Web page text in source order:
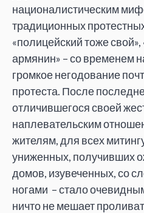
националистическим
традиционных
«полицейский тоже
армянин» – со временем
громкое негодование
протеста. После
отличившегося своей
наплевательским
жителям, для всех
униженных, получивших
домов, изувеченных, со
ногами – стало
ничто не мешает